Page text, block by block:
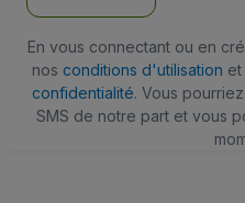
En vous connectant ou en
nos conditions d'utilisation
confidentialité. Vous
SMS de notre part et vous